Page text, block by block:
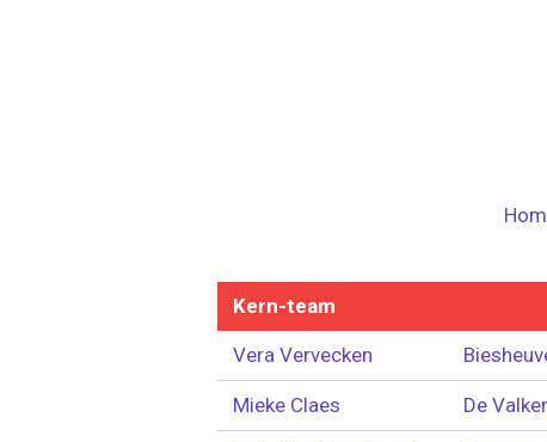
Kern-team
Vera Vervecken
Mieke Claes De